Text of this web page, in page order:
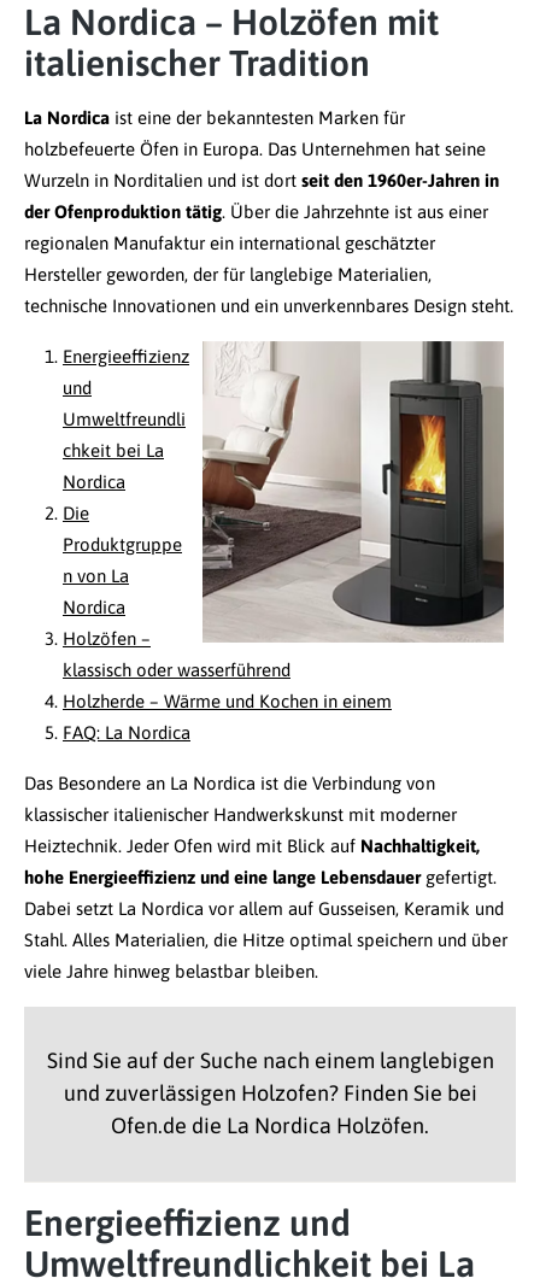
La Nordica – Holzöfen mit
italienischer Tradition
La Nordica ist eine der bekanntesten Marken für
holzbefeuerte Öfen in Europa. Das Unternehmen hat seine
Wurzeln in Norditalien und ist dort seit den 1960er-Jahren in
der Ofenproduktion tätig. Über die Jahrzehnte ist aus einer
regionalen Manufaktur ein international geschätzter
Hersteller geworden, der für langlebige Materialien,
technische Innovationen und ein unverkennbares Design steht.
Energieeffizienz
und
Umweltfreundli
chkeit bei La
Nordica
Die
Produktgruppe
n von La
Nordica
Holzöfen –
klassisch oder wasserführend
Holzherde – Wärme und Kochen in einem
FAQ: La Nordica
Das Besondere an La Nordica ist die Verbindung von
klassischer italienischer Handwerkskunst mit moderner
Heiztechnik. Jeder Ofen wird mit Blick auf Nachhaltigkeit,
hohe Energieeffizienz und eine lange Lebensdauergefertigt.
Dabei setzt La Nordica vor allem auf Gusseisen, Keramik und
Stahl. Alles Materialien, die Hitze optimal speichern und über
viele Jahre hinweg belastbar bleiben.
Sind Sie auf der Suche nach einem langlebigen
und zuverlässigen Holzofen? Finden Sie bei
Ofen.de die La Nordica Holzöfen.
Energieeffizienz und
Umweltfreundlichkeit bei La